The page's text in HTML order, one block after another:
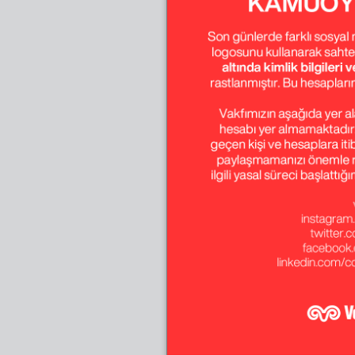
Temmuz -
Ekim - Kasım -
Temmuz -
Ekim - Kasım -
Temmuz -
Ekim - Kasım -
Temmuz -
Ekim - Kasım -
Temmuz -
Ekim - Kasım -
Temmuz -
Ekim - Kasım -